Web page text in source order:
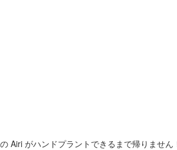
Airi がハンドプラントできるまで帰りませ